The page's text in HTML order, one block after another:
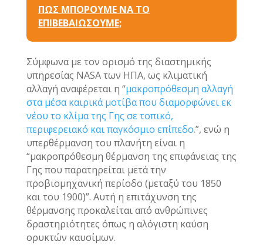
ΠΩΣ ΜΠΟΡΟΥΜΕ ΝΑ ΤΟ
ΕΠΙΒΕΒΑΙΩΣΟΥΜΕ;
Σύμφωνα με τον ορισμό της διαστημικής
υπηρεσίας NASA των ΗΠΑ, ως κλιματική
αλλαγή αναφέρεται η “μακροπρόθεσμη αλλαγή
στα μέσα καιρικά μοτίβα που διαμορφώνει εκ
νέου το κλίμα της Γης σε τοπικό,
περιφερειακό και παγκόσμιο επίπεδο.”, ενώ η
υπερθέρμανση του πλανήτη είναι η
“μακροπρόθεσμη θέρμανση της επιφάνειας της
Γης που παρατηρείται μετά την
προβιομηχανική περίοδο (μεταξύ του 1850
και του 1900)”. Αυτή η επιτάχυνση της
θέρμανσης προκαλείται από ανθρώπινες
δραστηριότητες όπως η αλόγιστη καύση
ορυκτών καυσίμων.